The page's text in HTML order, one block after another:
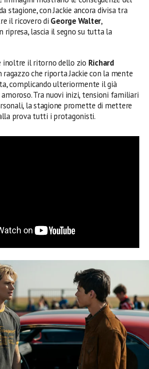
stagione, con Jackie ancora divisa tra
il ricovero di George Walter,
lascia il segno su tutta la
inoltre il ritorno dello zio Richard
ragazzo che riporta Jackie con la mente
complicando ulteriormente il già
Tra nuovi inizi, tensioni familiari
la stagione promette di mettere
prova tutti i protagonisti.